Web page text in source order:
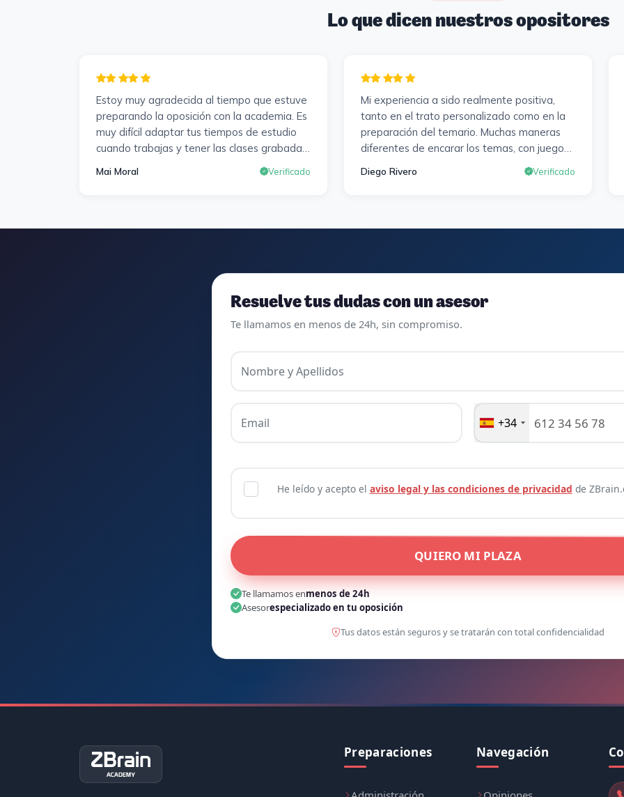
Lo que dicen nuestros opositores
Estoy muy agradecida al tiempo que estuve
preparando la oposición con la academia. Es
muy difícil adaptar tus tiempos de estudio
cuando trabajas y tener las clases grabadas
y poder visualizarlas en cualquier momento y
las veces que sea necesario, se agradece
invertir mucho, mucho tiempo, pero que
agradece. Incluso se ofrecieron a ayudarme
a buscar impugnaciones de preguntas del
examen para subir nota. Gracias Vanesa y
Mai Moral Verificado
Mi experiencia a sido realmente positiva,
tanto en el trato personalizado como en la
preparación del temario. Muchas maneras
diferentes de encarar los temas, con juegos ,
preparación y un temario muy al día. Una
Diego Rivero Verificado
Resuelve tus dudas con un asesor
Te llamamos en menos de 24h, sin compromiso.
Nombre y Apellidos
Email +34
He leído y acepto el aviso legal y las condiciones de privacidad de
QUIERO MI PLAZA
Te llamamos enmenos de 24h
Asesorespecializado en tu oposición
Tus datos están seguros y se tratarán con total confidencialidad
Preparaciones Navegación